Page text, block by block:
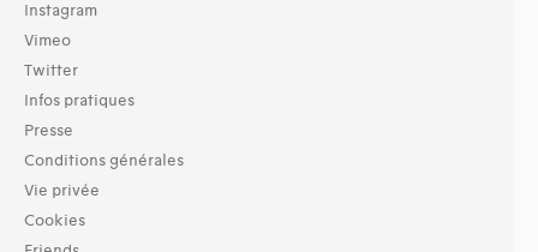
Instagram
Vimeo
Twitter
Infos pratiques
Presse
Conditions générales
Vie privée
Cookies